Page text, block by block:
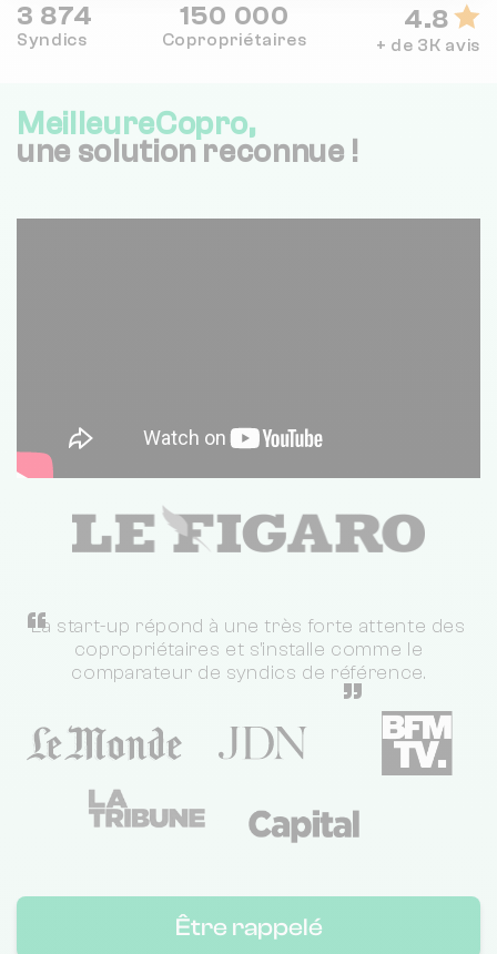
3 874
Syndics
150 000
Copropriétaires
4.8
+ de 3K avis
MeilleureCopro,
une solution reconnue !
“
La start-up répond à une très forte attente des
copropriétaires et s'installe comme le
comparateur de syndics de référence.
”
Être rappelé